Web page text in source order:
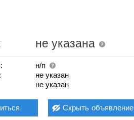
не указана
н/п
не указан
не указан
Скрыть объявление